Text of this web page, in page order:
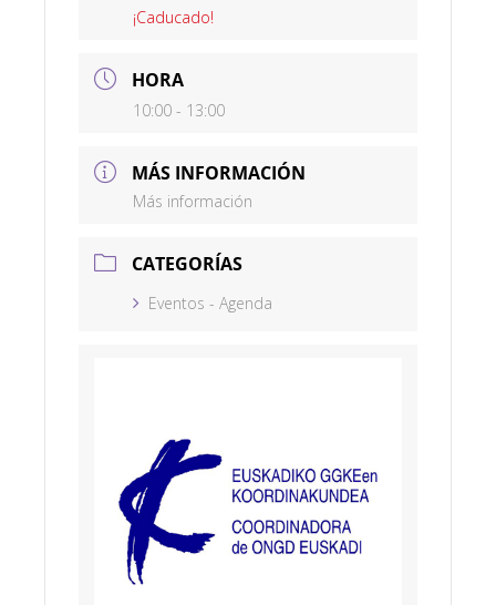
¡Caducado!
HORA
10:00 - 13:00
MÁS INFORMACIÓN
Más información
CATEGORÍAS
Eventos - Agenda